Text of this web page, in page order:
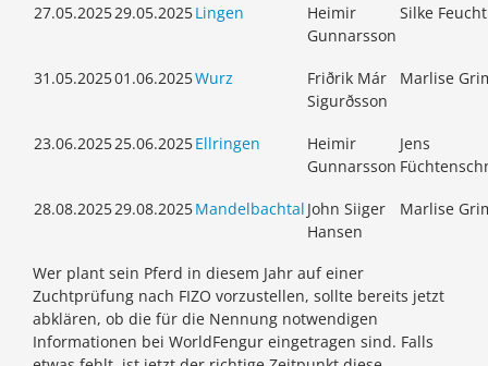
27.05.202529.05.2025Lingen
Heimir
Gunnarsson
Silke
31.05.202501.06.2025Wurz
Friðrik Már
Sigurðsson
Marlise
23.06.202525.06.2025Ellringen
Heimir
Gunnarsson
Jens
28.08.202529.08.2025Mandelbachtal John Siiger
Hansen
Marlise
Wer plant sein Pferd in diesem Jahr auf einer
Zuchtprüfung nach FIZO vorzustellen, sollte bereits jetzt
abklären, ob die für die Nennung notwendigen
Informationen bei WorldFengur eingetragen sind. Falls